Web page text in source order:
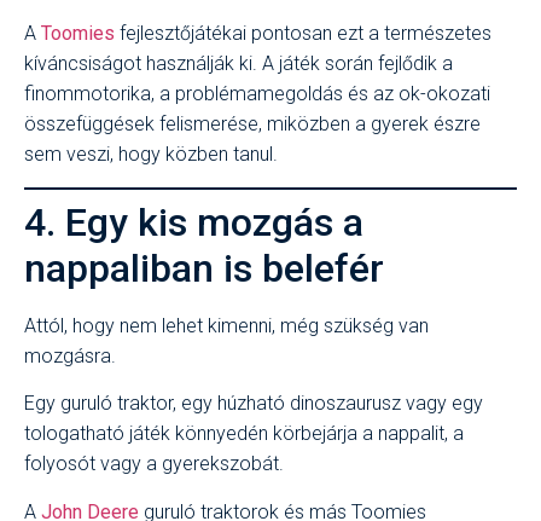
A Toomies fejlesztőjátékai pontosan ezt a természetes
kíváncsiságot használják ki. A játék során fejlődik a
finommotorika, a problémamegoldás és az ok-okozati
összefüggések felismerése, miközben a gyerek észre
sem veszi, hogy közben tanul.
4. Egy kis mozgás a
nappaliban is belefér
Attól, hogy nem lehet kimenni, még szükség van
mozgásra.
Egy guruló traktor, egy húzható dinoszaurusz vagy egy
tologatható játék könnyedén körbejárja a nappalit, a
folyosót vagy a gyerekszobát.
A John Deere guruló traktorok és más Toomies